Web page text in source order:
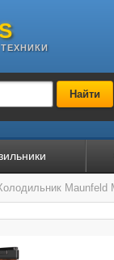
Найти
Maunfeld